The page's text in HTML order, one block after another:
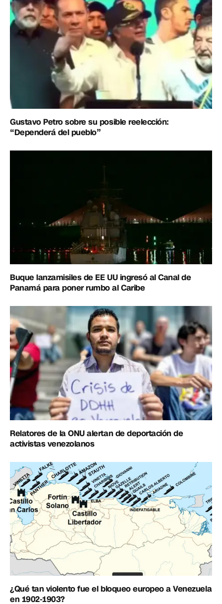
Gustavo Petro sobre su posible reelección:
“Dependerá del pueblo”
Buque lanzamisiles de EE UU ingresó al Canal de
Panamá para poner rumbo al Caribe
Relatores de la ONU alertan de deportación de
activistas venezolanos
¿Qué tan violento fue el bloqueo europeo a Venezuela
en 1902-1903?